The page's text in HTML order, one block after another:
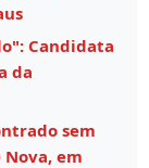
Candidata
da
sem
em